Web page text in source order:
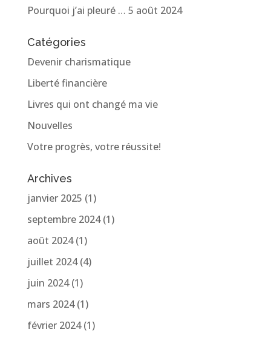
Pourquoi j’ai pleuré … 5 août 2024
Catégories
Devenir charismatique
Liberté financière
Livres qui ont changé ma vie
Nouvelles
Votre progrès, votre réussite!
Archives
janvier 2025 (1)
septembre 2024(1)
août 2024(1)
juillet 2024(4)
juin 2024(1)
mars 2024(1)
février 2024(1)